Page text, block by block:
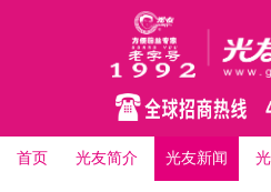
首页 光友简介 光友新闻